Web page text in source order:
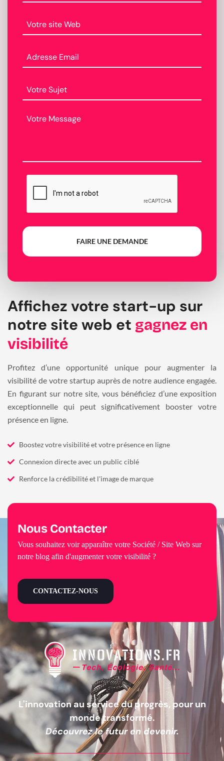
FAIRE UNE DEMANDE
Affichez votre start-up sur
notre site web et gagnez en
visibilité
Profitez d’une opportunité unique pour augmenter la
visibilité de votre startup auprès de notre audience engagée.
En figurant sur notre site, vous bénéficiez d’une exposition
exceptionnelle qui peut significativement booster votre
présence en ligne.
Boostez votre visibilité et votre présence en ligne
Connexion directe avec un public ciblé
Renforce la crédibilité et l'image de marque
L'innovation au service du progrès, pour un
monde transformé.
Découvrez le futur en devenir.
Nous Contacter
Vous souhaitez voir apparaître votre Société / Site Web sur
notre blog afin d'augmenter votre visibilité ?
CONTACTEZ-NOUS